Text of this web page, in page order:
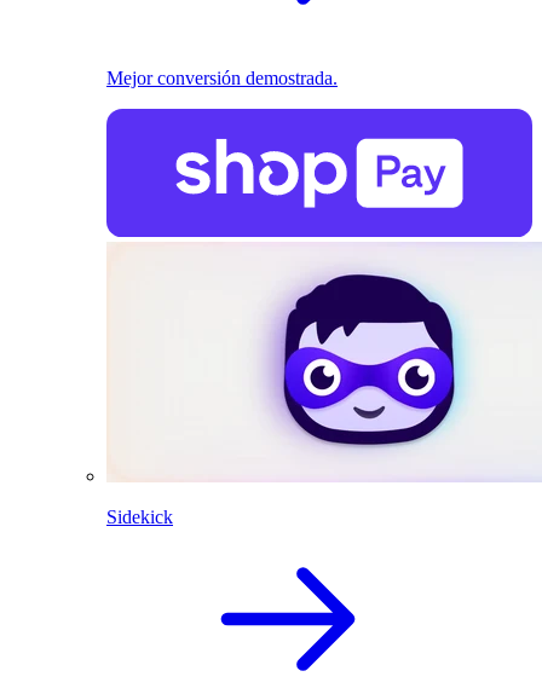
Mejor conversión demostrada.
Sidekick